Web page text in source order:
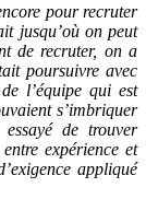
pour recruter
jusqu’où on peut
de recruter, on a
poursuivre avec
l’équipe qui est
s’imbriquer
de trouver
expérience et
appliqué